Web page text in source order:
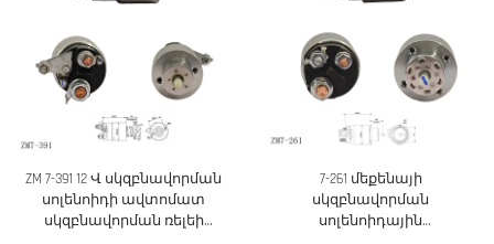
ZM 7-391 12 Վ սկզբնավորման
սոլենոիդի ավտոմատ
սկզբնավորման ռելեի
7-261 մեքենայի
սկզբնավորման
սոլենոիդային